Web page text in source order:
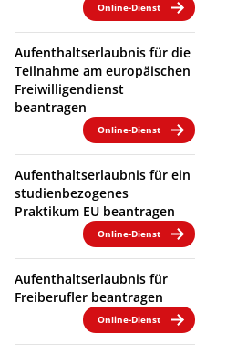
Online-Dienst
Aufenthaltserlaubnis für die
Teilnahme am europäischen
Freiwilligendienst
beantragen
Online-Dienst
Aufenthaltserlaubnis für ein
studienbezogenes
Praktikum EU beantragen
Online-Dienst
Aufenthaltserlaubnis für
Freiberufler beantragen
Online-Dienst